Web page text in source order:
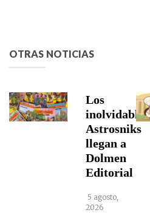
OTRAS NOTICIAS
Los
inolvidables
Astrosniks
llegan a
Dolmen
Editorial
5 agosto,
2026